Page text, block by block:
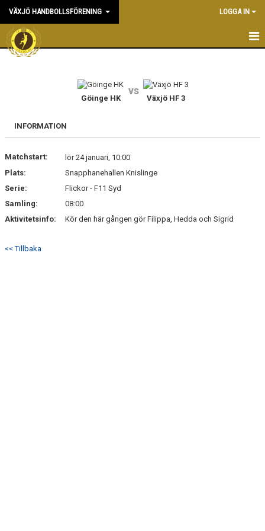
VÄXJÖ HANDBOLLSFÖRENING LOGGA IN
HEM
KONTAKT & KANSLI
DOKUMENT
VÅRA LAG
Göinge HK
vs
Växjö HF 3
INFORMATION
Matchstart:
lör 24 januari, 10:00
Plats:
Snapphanehallen Knislinge
Serie:
Flickor - F11 Syd
Samling:
08:00
Aktivitetsinfo:
Kör den här gången gör Filippa, Hedda och Sigrid
<< Tillbaka